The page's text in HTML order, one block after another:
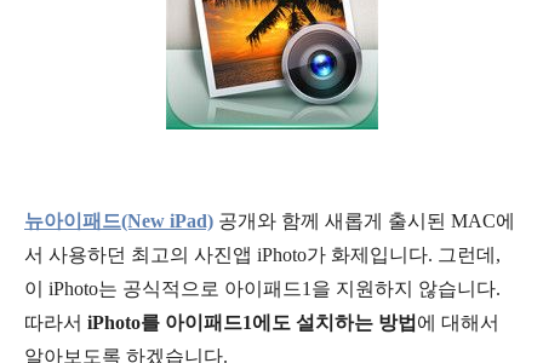
뉴아이패드(New iPad) 공개와 함께 새롭게 출시된 MAC에
서 사용하던 최고의 사진앱 iPhoto가 화제입니다. 그런데,
이 iPhoto는 공식적으로 아이패드1을 지원하지 않습니다.
따라서 iPhoto를 아이패드1에도 설치하는 방법 에 대해서
알아보도록 하겠습니다.